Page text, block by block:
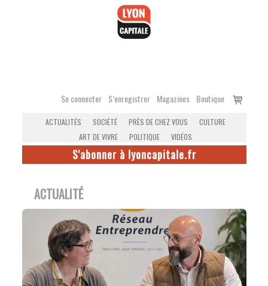
Se connecter S’enregistrer Magazines Boutique
Voir
ACTUALITÉS SOCIÉTÉ PRÈS DE CHEZ VOUS
CULTURE
ART DE VIVRE
POLITIQUE VIDÉOS
S'abonner à lyoncapitale.fr
ACTUALITÉ